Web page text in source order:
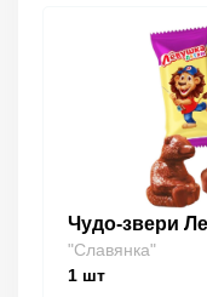
Чудо-звери
"Славянка"
1 шт